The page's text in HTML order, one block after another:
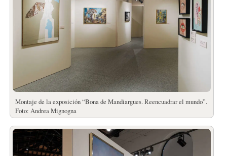
Montaje de la exposición “Bona de Mandiargues. Reencuadrar el mundo”.
Foto: Andrea Mignogna